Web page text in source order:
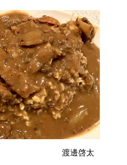
太